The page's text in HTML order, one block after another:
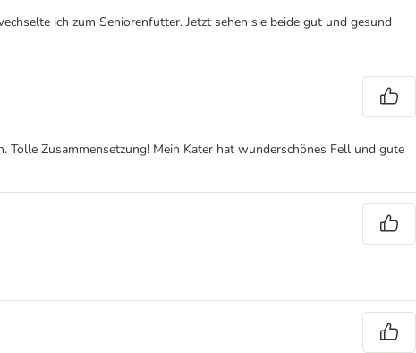
ich zum Seniorenfutter. Jetzt sehen sie beide gut und gesund
Zusammensetzung! Mein Kater hat wunderschönes Fell und gute